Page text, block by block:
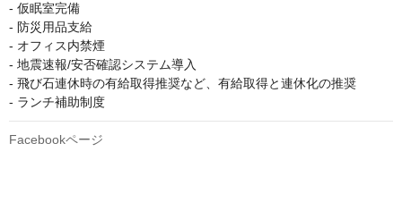
- 仮眠室完備
- 防災用品支給
- オフィス内禁煙
- 地震速報/安否確認システム導入
- 飛び石連休時の有給取得推奨など、有給取得と連休化の推奨
- ランチ補助制度
Facebookページ